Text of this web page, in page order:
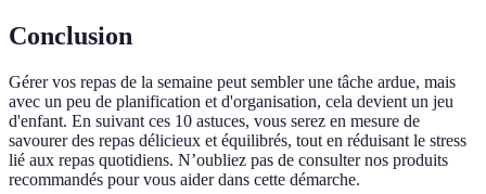
Conclusion
Gérer vos repas de la semaine peut sembler une tâche ardue, mais
avec un peu de planification et d'organisation, cela devient un jeu
d'enfant. En suivant ces 10 astuces, vous serez en mesure de
savourer des repas délicieux et équilibrés, tout en réduisant le stress
lié aux repas quotidiens. N’oubliez pas de consulter nos produits
recommandés pour vous aider dans cette démarche.